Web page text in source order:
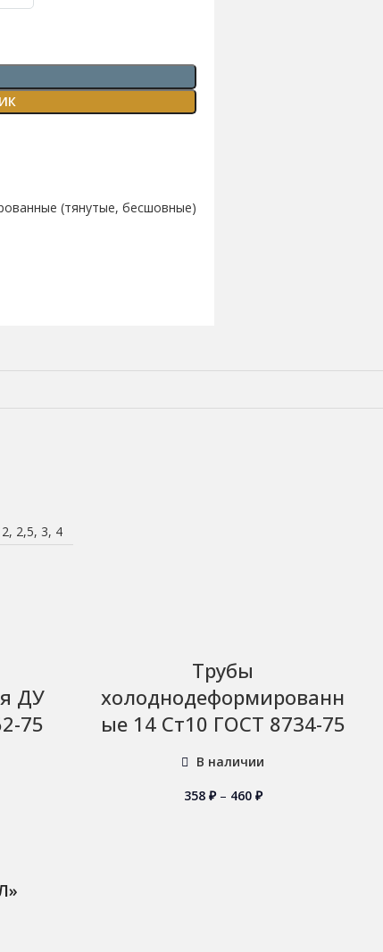
(тянутые, бесшовные)
2,5, 3, 4
ДУ
75
Трубы
холоднодеформированн
ые 14 Ст10 ГОСТ 8734-75
В наличии
358 ₽ – 460 ₽